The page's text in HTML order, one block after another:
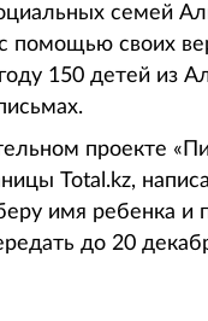
семей
помощью своих
150 детей из
проекте
Total.kz,
имя ребенка и
до 20